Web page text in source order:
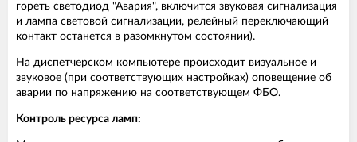
гореть светодиод "Авария", включится звуковая сигнализация
и лампа световой сигнализации, релейный переключающий
контакт останется в разомкнутом состоянии).
На диспетчерском компьютере происходит визуальное и
звуковое (при соответствующих настройках) оповещение об
аварии по напряжению на соответствующем ФБО.
Контроль ресурса ламп: